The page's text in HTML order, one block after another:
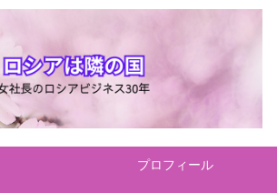
プロフィール